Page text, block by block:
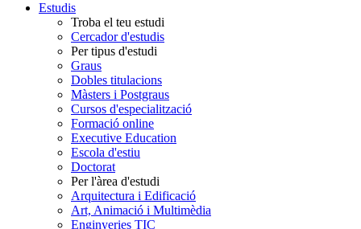
Estudis
Troba el teu estudi
Cercador d'estudis
Per tipus d'estudi
Graus
Dobles titulacions
Màsters i Postgraus
Cursos d'especialització
Formació online
Executive Education
Escola d'estiu
Doctorat
Per l'àrea d'estudi
Arquitectura i Edificació
Art, Animació i Multimèdia
Enginyeries TIC